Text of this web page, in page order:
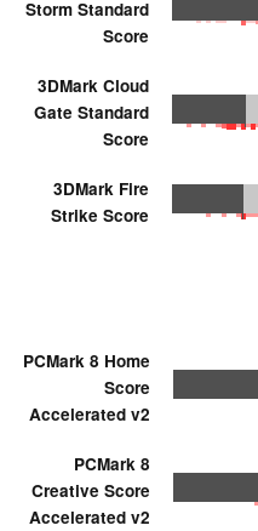
Storm Standard
Score
3DMark Cloud
Gate Standard
Score
3DMark Fire
Strike Score
PCMark 8 Home
Score
Accelerated v2
PCMark 8
Creative Score
Accelerated v2